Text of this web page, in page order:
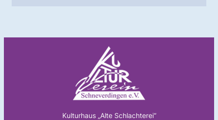
Kulturhaus „Alte Schlachterei“